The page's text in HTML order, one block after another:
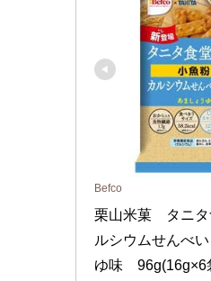
Befco
栗山米菓　タニ
ルシウムせんべ
ゆ味　96g(16g×6